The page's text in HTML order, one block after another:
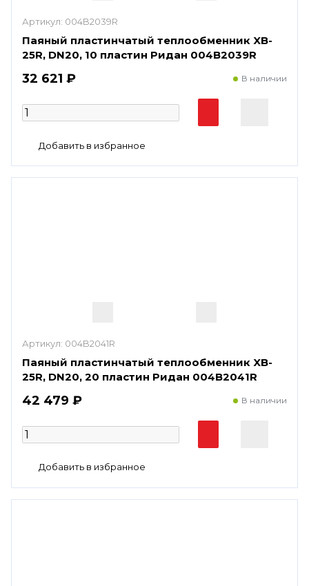
Артикул: 004B2039R
Паяный пластинчатый теплообменник XB-
25R, DN20, 10 пластин Ридан 004B2039R
32 621 ₽ В наличии
Артикул: 004B2041R
Паяный пластинчатый теплообменник XB-
25R, DN20, 20 пластин Ридан 004B2041R
42 479 ₽ В наличии